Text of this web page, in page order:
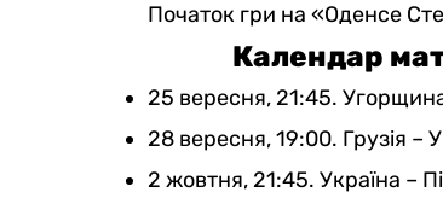
Початок гри на «Оденсе
Календар
25 вересня, 21:45.
28 вересня, 19:00. Грузія –
2 жовтня, 21:45. Україна –